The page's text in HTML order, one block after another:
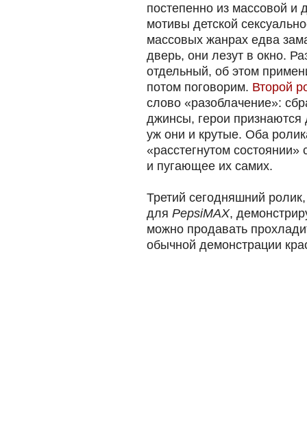
постепенно из массовой и
мотивы детской
массовых жанрах едва
дверь, они лезут в окно.
отдельный, об этом
потом поговорим. Второй
слово «разоблачение»:
джинсы, герои признаются
уж они и крутые. Оба
«расстегнутом
и пугающее их самих.
Третий сегодняшний
для PepsiMAX,
можно продавать
обычной демонстрации